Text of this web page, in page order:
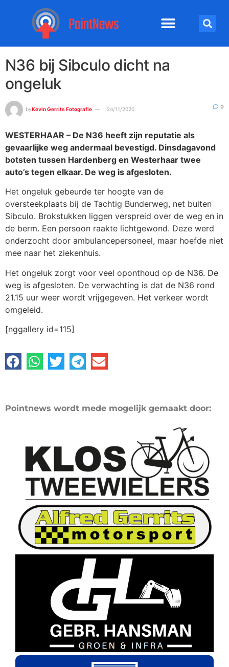
N36 bij Sibculo dicht na
ongeluk
byKevin Gerrits Fotografie 24/11/2020 0
WESTERHAAR – De N36 heeft zijn reputatie als
gevaarlijke weg andermaal bevestigd. Dinsdagavond
botsten tussen Hardenberg en Westerhaar twee
auto’s tegen elkaar. De weg is afgesloten.
Het ongeluk gebeurde ter hoogte van de
oversteekplaats bij de Tachtig Bunderweg, net buiten
Sibculo. Brokstukken liggen verspreid over de weg en in
de berm. Een persoon raakte lichtgewond. Deze werd
onderzocht door ambulancepersoneel, maar hoefde niet
mee naar het ziekenhuis.
Het ongeluk zorgt voor veel oponthoud op de N36. De
weg is afgesloten. De verwachting is dat de N36 rond
21.15 uur weer wordt vrijgegeven. Het verkeer wordt
omgeleid.
[nggallery id=115]
Pointnews wordt mede mogelijk gemaakt door: